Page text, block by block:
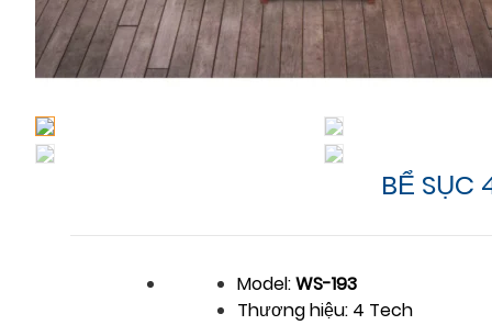
BỂ SỤC
Model:WS-193
Thương hiệu: 4 Tech